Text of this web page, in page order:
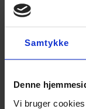
Samtykke
Denne
Vi bruger
strikkekit
Vælg muligheder